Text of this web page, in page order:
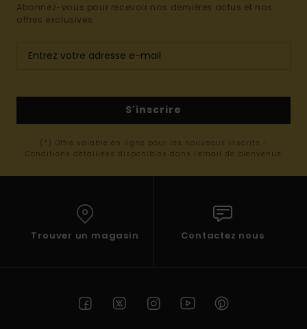
Abonnez-vous pour recevoir nos dernières actus et nos
offres exclusives.
S'inscrire
(*) Offre valable en ligne pour les nouveaux inscrits -
Conditions détaillées disponibles dans l'email de bienvenue
Trouver un magasin Contactez nous